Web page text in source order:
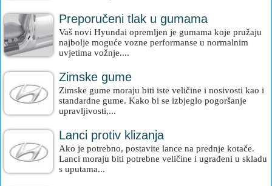
Preporučeni tlak u gumama
Vaš novi Hyundai opremljen je gumama koje pružaju
najbolje moguće vozne performanse u normalnim
uvjetima vožnje....
Zimske gume
Zimske gume moraju biti iste veličine i nosivosti kao i
standardne gume. Kako bi se izbjeglo pogoršanje
upravljivosti,...
Lanci protiv klizanja
Ako je potrebno, postavite lance na prednje kotače.
Lanci moraju biti potrebne veličine i ugrađeni u skladu
s uputama...